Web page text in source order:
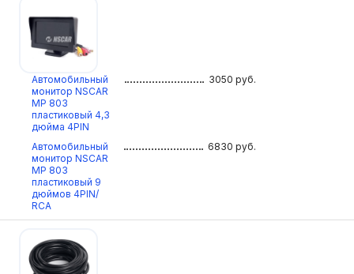
Автомобильный
монитор NSCAR
МР 803
пластиковый 4,3
дюйма 4PIN
3050 руб.
Автомобильный
монитор NSCAR
МР 803
пластиковый 9
дюймов 4PIN/
RCA
6830 руб.